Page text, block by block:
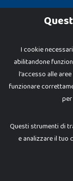
Cookie Policy
Dadi e Mattoncini è un
I prezzi e le
I cookie
abilitandone
l'accesso alle
funzionare
Questi strumenti di
e analizzare il tuo